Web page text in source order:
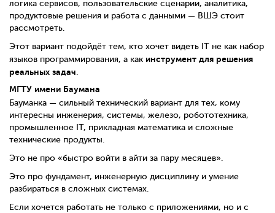
логика сервисов, пользовательские сценарии, аналитика,
продуктовые решения и работа с данными — ВШЭ стоит
рассмотреть.
Этот вариант подойдёт тем, кто хочет видеть IT не как набор
языков программирования, а как инструмент для решения
реальных задач
МГТУ имени Баумана
Бауманка — сильный технический вариант для тех, кому
интересны инженерия, системы, железо, робототехника,
промышленное IT, прикладная математика и сложные
технические продукты.
Это не про «быстро войти в айти за пару месяцев».
Это про фундамент, инженерную дисциплину и умение
разбираться в сложных системах.
Если хочется работать не только с приложениями, но и с